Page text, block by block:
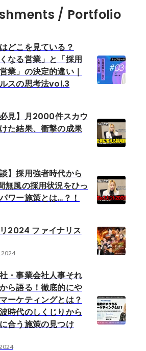
/ Portfolio
どこを見ている？
なる営業」と「採用
業」の決定的違い｜
スの思考法vol.3
必見】月2000件スカウ
た結果、衝撃の成果
談】採用強者時代から
無風の採用状況をひっ
ワー施策とは…？！
2024 ファイナリス
2024
・事業会社人事それ
ら語る！徹底的にや
ーケティングとは？
時代のしくじりから
合う施策の見つけ